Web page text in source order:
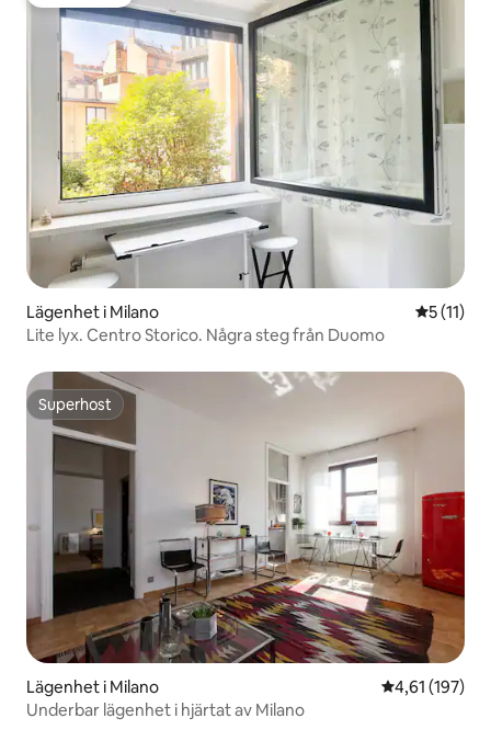
Lägenhet i Milano 5 av 5 i
5 (11)
Lite lyx. Centro Storico. Några steg från Duomo
Superhost
Superhost
Lägenhet i Milano 4,61 av 5 i
4,61 (197)
Underbar lägenhet i hjärtat av Milano